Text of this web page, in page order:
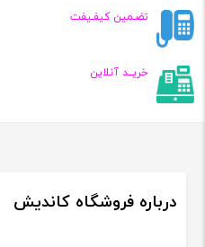
تضـمین کیفـیفت
خریــد آنلاین
درباره فروشگاه کاندیش